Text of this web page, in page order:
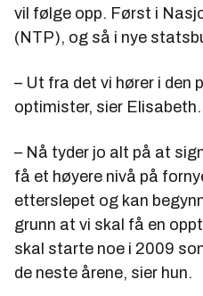
vil følge opp. Først i
(NTP), og så i nye
– Ut fra det vi hører i den
optimister, sier Elisabeth.
– Nå tyder jo alt på at
få et høyere nivå på
etterslepet og kan
grunn at vi skal få en
skal starte noe i 2009
de neste årene, sier hun.